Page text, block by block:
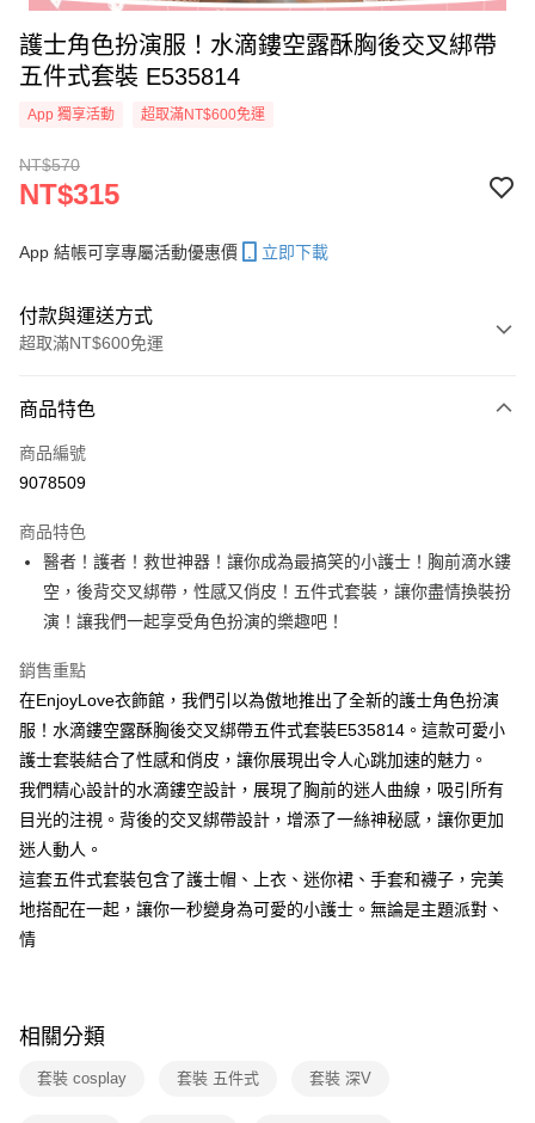
護士角色扮演服！水滴鏤空露酥胸後交叉綁帶
五件式套裝 E535814
App 獨享活動 超取滿NT$600免運
NT$570
NT$315
App 結帳可享專屬活動優惠價 立即下載
付款與運送方式
超取滿NT$600免運
信用卡一次付款
超商取貨付款
Apple Pay
街口支付
ATM付款
全家取貨付款
每筆NT$60，滿NT$600(含以上)免運費
付款後全家取貨
7-11取貨付款
每筆NT$60，滿NT$600(含以上)免運費
宅配
商品特色
商品編號
9078509
商品特色
醫者！護者！救世神器！讓你成為最搞笑的小護士！胸前滴水鏤
空，後背交叉綁帶，性感又俏皮！五件式套裝，讓你盡情換裝扮
演！讓我們一起享受角色扮演的樂趣吧！
銷售重點
在EnjoyLove衣飾館，我們引以為傲地推出了全新的護士角色扮演
服！水滴鏤空露酥胸後交叉綁帶五件式套裝E535814。這款可愛小
護士套裝結合了性感和俏皮，讓你展現出令人心跳加速的魅力。
我們精心設計的水滴鏤空設計，展現了胸前的迷人曲線，吸引所有
目光的注視。背後的交叉綁帶設計，增添了一絲神秘感，讓你更加
迷人動人。
這套五件式套裝包含了護士帽、上衣、迷你裙、手套和襪子，完美
地搭配在一起，讓你一秒變身為可愛的小護士。無論是主題派對、
情
相關分類
套裝 cosplay 套裝 五件式 套裝 深V